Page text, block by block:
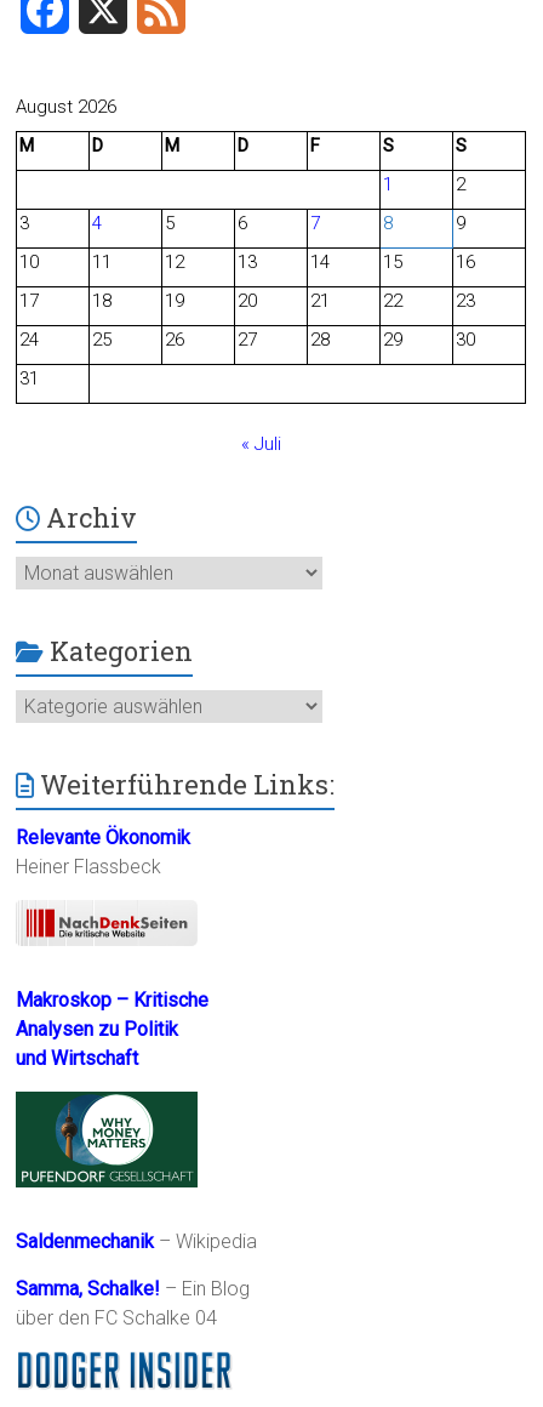
c
b
o
August 2026
M
D M D F S
S
1
2
3
4 5 6 7 8
9
10
11 12 13 14 15
16
17
18 19 20 21 22
23
24
25 26 27 28 29
30
31
« Juli
Archiv
Archiv
Kategorien
Kategorien
Weiterführende Links:
Relevante Ökonomik
Heiner Flassbeck
Makroskop – Kritische
Analysen zu Politik
und Wirtschaft
Saldenmechanik– Wikipedia
Samma, Schalke! – Ein Blog
über den FC Schalke 04